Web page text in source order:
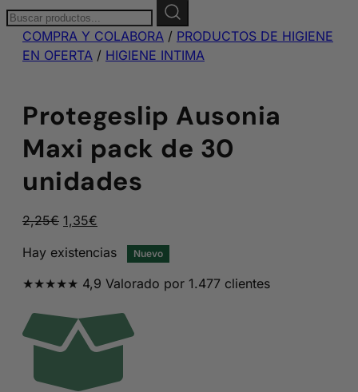
Buscar:
COMPRA Y COLABORA / PRODUCTOS DE HIGIENE
EN OFERTA / HIGIENE INTIMA
Protegeslip Ausonia
Maxi pack de 30
unidades
2,25€ El
original
era:
1,35€
actual
es:
Hay existencias Nuevo
★★★★★ 4,9 Valorado por 1.477 clientes